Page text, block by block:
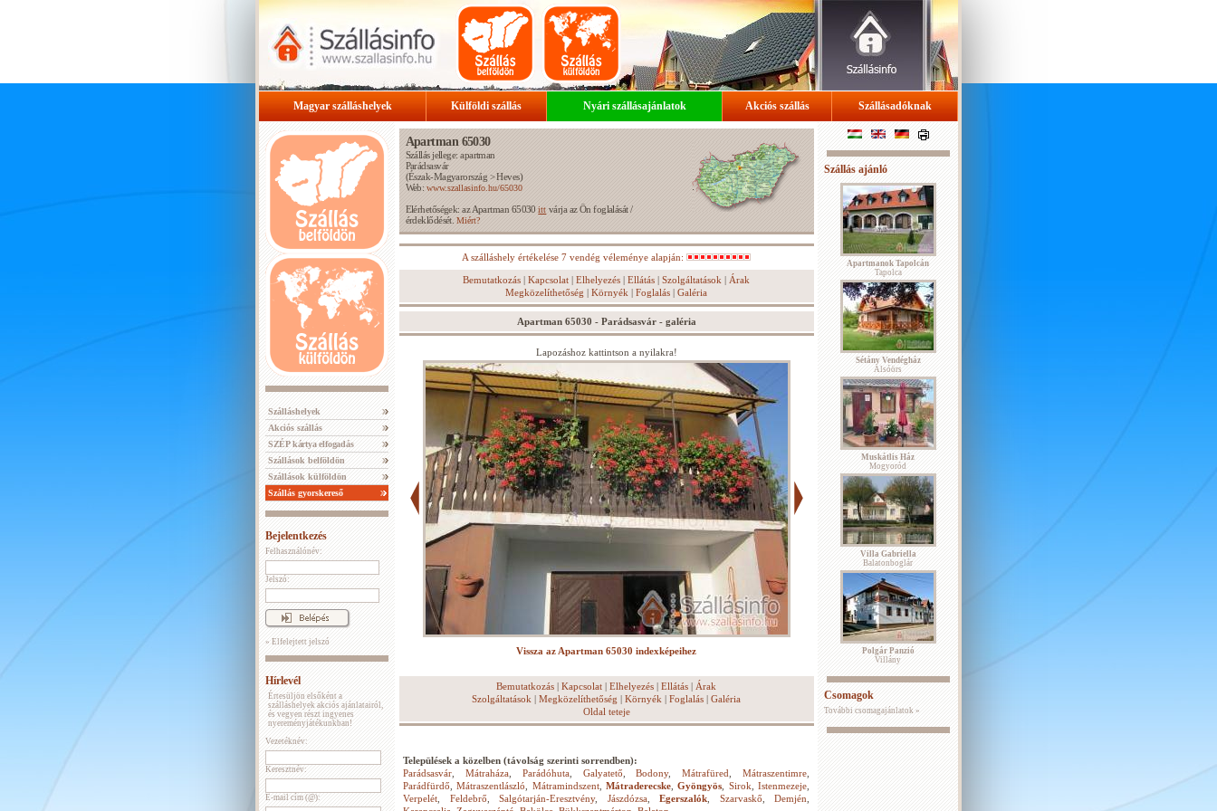
Magyar szálláshelyek Külföldi szállás Nyári szállásajánlatok Akciós szállás Szállásadóknak
Szálláshelyek
Akciós szállás
SZÉP kártya elfogadás
Szállások belföldön
Szállások külföldön
Szállás gyorskereső
Bejelentkezés
Felhasználónév:
Jelszó:
» Elfelejtett jelszó
Hírlevél
Értesüljön elsőként a
szálláshelyek akciós ajánlatairól,
és vegyen részt ingyenes
nyereményjátékunkban!
Vezetéknév:
Keresztnév:
E-mail cím (@):
Apartman 65030
Szállás jellege: apartman
Parádsasvár
(Észak-Magyarország >Heves)
Web: www.szallasinfo.hu/65030
Elérhetőségek: az Apartman 65030itt várja az Ön foglalását /
érdeklődését. Miért?
A szálláshely értékelése 7 vendég véleménye alapján:
Bemutatkozás | Kapcsolat | Elhelyezés | Ellátás | Szolgáltatások | Árak
Megközelíthetőség | Környék | Foglalás | Galéria
Apartman 65030 - Parádsasvár - galéria
Lapozáshoz kattintson a nyilakra!
Vissza az Apartman 65030 indexképeihez
Bemutatkozás | Kapcsolat | Elhelyezés | Ellátás | Árak
Szolgáltatások | Megközelíthetőség | Környék | Foglalás | Galéria
Oldal teteje
Települések a közelben (távolság szerinti sorrendben):
Parádsasvár
Mátraháza, Parádóhuta, Galyatető ,Bodony,Mátrafüred ,Mátraszentimre
Parádfürdő ,Mátraszentlászló Mátramindszent,Mátraderecske ,Gyöngyös Sirok ,Istenmezeje
Verpelét
Feldebrő Salgótarján-Eresztvény, Jászdózsa, Egerszalók Szarvaskő Demjén
Szállás ajánló
Apartmanok Tapolcán
Tapolca
Sétány Vendégház
Alsóörs
Muskátlis Ház
Mogyoród
Villa Gabriella
Balatonboglár
Polgár Panzió
Villány
Csomagok
További csomagajánlatok »